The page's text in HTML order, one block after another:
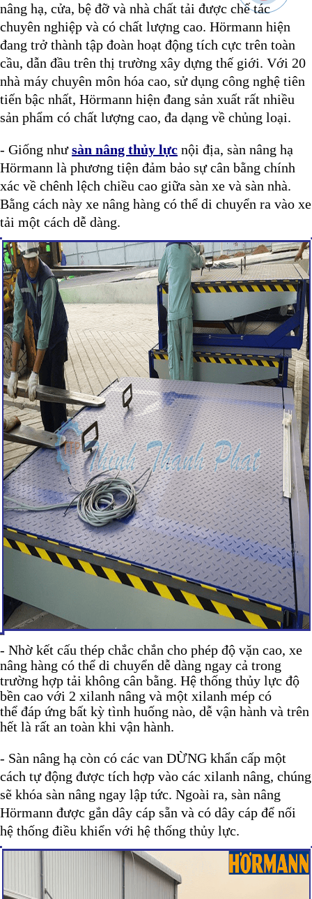
nâng hạ, cửa, bệ đỡ và nhà chất tải được chế tác
chuyên nghiệp và có chất lượng cao. Hörmann hiện
đang trở thành tập đoàn hoạt động tích cực trên toàn
cầu, dẫn đầu trên thị trường xây dựng thế giới. Với 20
nhà máy chuyên môn hóa cao, sử dụng công nghệ tiên
tiến bậc nhất, Hörmann hiện đang sản xuất rất nhiều
sản phẩm có chất lượng cao, đa dạng về chủng loại.
- Giống nhưsàn nâng thủy lực nội địa, sàn nâng hạ
Hörmann là phương tiện đảm bảo sự cân bằng chính
xác về chênh lệch chiều cao giữa sàn xe và sàn nhà.
Bằng cách này xe nâng hàng có thể di chuyển ra vào xe
tải một cách dễ dàng.
- Nhờ kết cấu thép chắc chắn cho phép độ vặn cao, xe
nâng hàng có thể di chuyển dễ dàng ngay cả trong
trường hợp tải không cân bằng. Hệ thống thủy lực độ
bền cao với 2 xilanh nâng và một xilanh mép có
thể đáp ứng bất kỳ tình huống nào, dễ vận hành và trên
hết là rất an toàn khi vận hành.
- Sàn nâng hạ còn có các van DỪNG khẩn cấp một
cách tự động được tích hợp vào các xilanh nâng, chúng
sẽ khóa sàn nâng ngay lập tức. Ngoài ra, sàn nâng
Hörmann được gắn dây cáp sẵn và có dây cáp để nối
hệ thống điều khiển với hệ thống thủy lực.